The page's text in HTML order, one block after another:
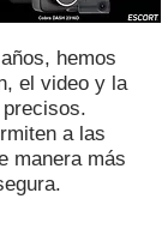
hemos
el video y la
a las
manera más